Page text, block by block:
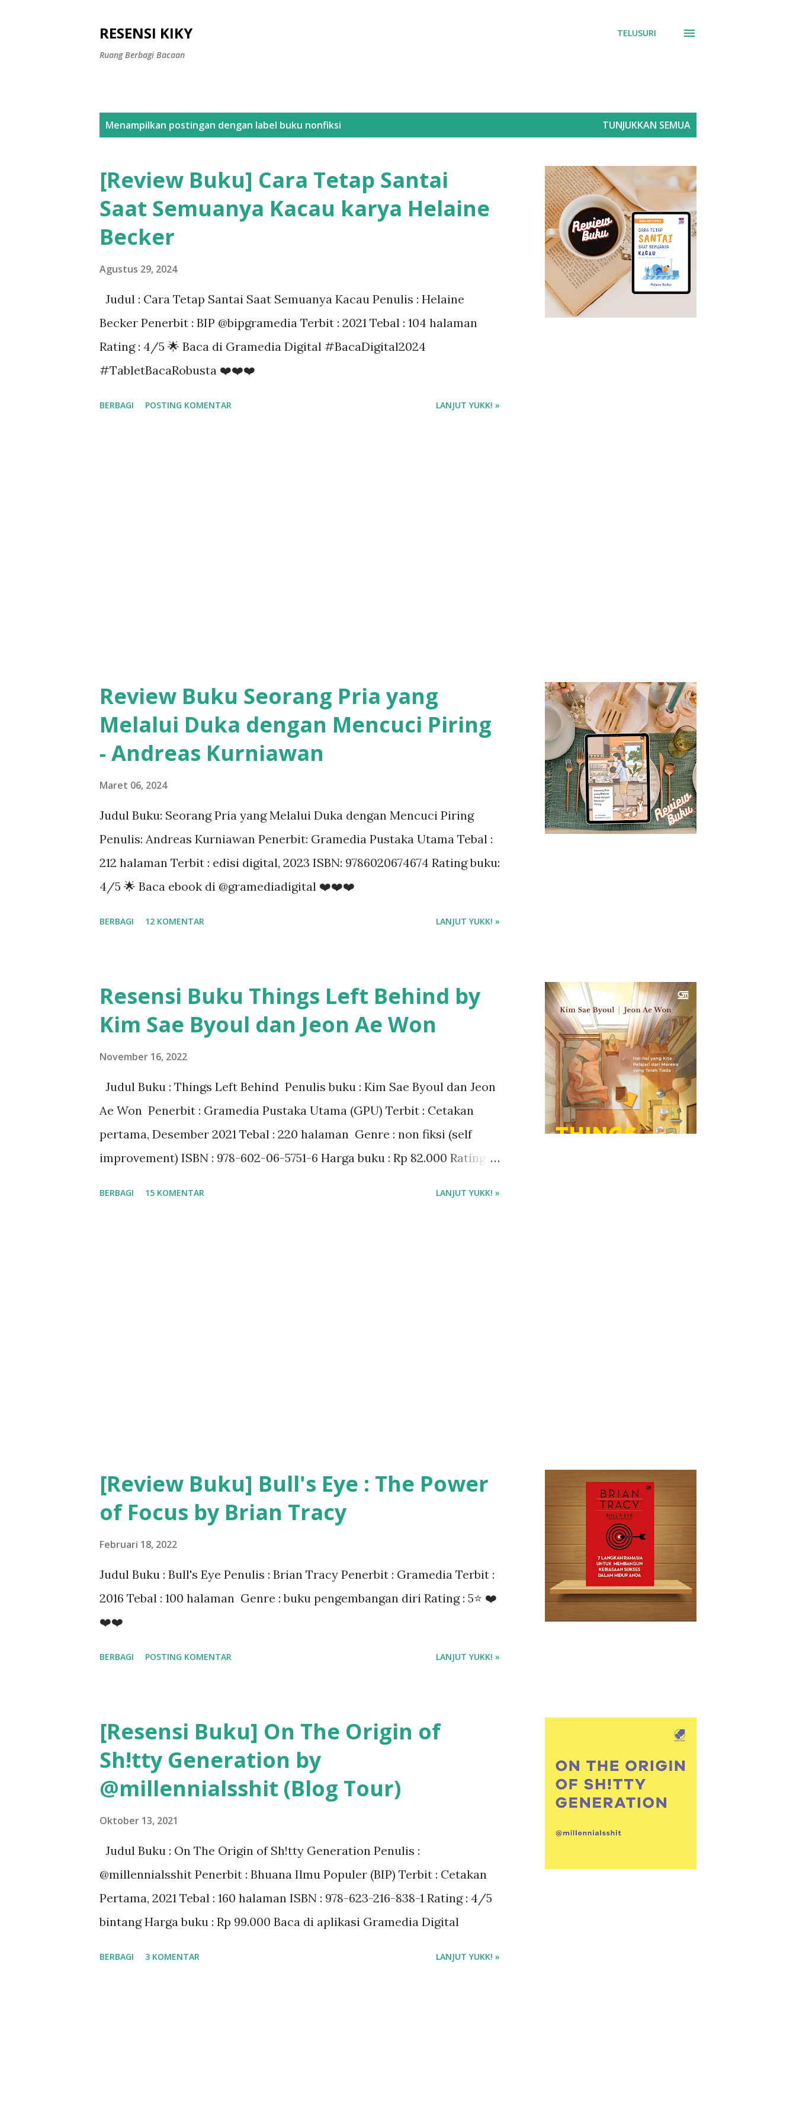
RESENSI KIKY
Ruang Berbagi Bacaan
TELUSURI
Menampilkan postingan dengan label buku nonfiksi TUNJUKKAN SEMUA
[Review Buku] Cara Tetap Santai
Saat Semuanya Kacau karya Helaine
Becker
Agustus 29, 2024
Judul : Cara Tetap Santai Saat Semuanya Kacau Penulis : Helaine
Becker Penerbit : BIP @bipgramedia Terbit : 2021 Tebal : 104 halaman
Rating : 4/5 🌟 Baca di Gramedia Digital #BacaDigital2024
#TabletBacaRobusta ❤️❤️❤️
BERBAGI POSTING KOMENTAR LANJUT YUKK! »
Review Buku Seorang Pria yang
Melalui Duka dengan Mencuci Piring
- Andreas Kurniawan
Maret 06, 2024
Judul Buku: Seorang Pria yang Melalui Duka dengan Mencuci Piring
Penulis: Andreas Kurniawan Penerbit: Gramedia Pustaka Utama Tebal :
212 halaman Terbit : edisi digital, 2023 ISBN: 9786020674674 Rating buku:
4/5 🌟 Baca ebook di @gramediadigital ❤️❤️❤️
BERBAGI 12 KOMENTAR LANJUT YUKK! »
Resensi Buku Things Left Behind by
Kim Sae Byoul dan Jeon Ae Won
November 16, 2022
Judul Buku : Things Left Behind Penulis buku : Kim Sae Byoul dan Jeon
Ae Won Penerbit : Gramedia Pustaka Utama (GPU) Terbit : Cetakan
pertama, Desember 2021 Tebal : 220 halaman Genre : non fiksi (self
improvement) ISBN : 978-602-06-5751-6 Harga buku : Rp 82.000 Rating
BERBAGI 15 KOMENTAR LANJUT YUKK! »
[Review Buku] Bull's Eye : The Power
of Focus by Brian Tracy
Februari 18, 2022
Judul Buku : Bull's Eye Penulis : Brian Tracy Penerbit : Gramedia Terbit :
2016 Tebal : 100 halaman Genre : buku pengembangan diri Rating : 5⭐ ❤️
❤️❤️
BERBAGI POSTING KOMENTAR LANJUT YUKK! »
[Resensi Buku] On The Origin of
Sh!tty Generation by
@millennialsshit (Blog Tour)
Oktober 13, 2021
Judul Buku : On The Origin of Sh!tty Generation Penulis :
@millennialsshit Penerbit : Bhuana Ilmu Populer (BIP) Terbit : Cetakan
Pertama, 2021 Tebal : 160 halaman ISBN : 978-623-216-838-1 Rating : 4/5
bintang Harga buku : Rp 99.000 Baca di aplikasi Gramedia Digital
BERBAGI 3 KOMENTAR LANJUT YUKK! »